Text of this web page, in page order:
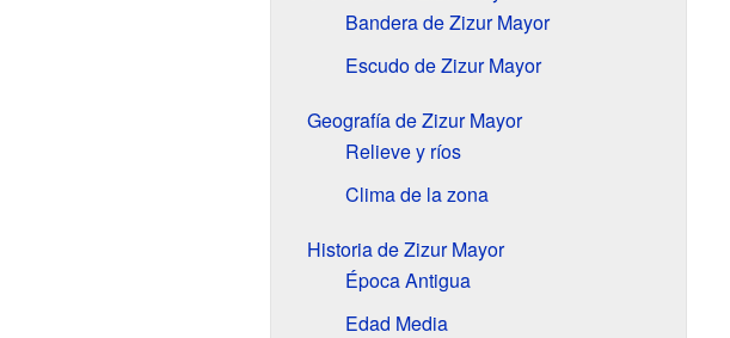
Bandera de Zizur Mayor
Escudo de Zizur Mayor
Geografía de Zizur Mayor
Relieve y ríos
Clima de la zona
Historia de Zizur Mayor
Época Antigua
Edad Media